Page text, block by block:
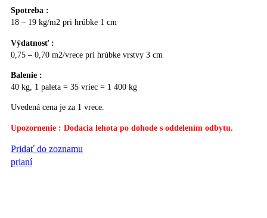
Spotreba :
18 – 19 kg/m2 pri hrúbke 1 cm
Výdatnosť :
0,75 – 0,70 m2/vrece pri hrúbke vrstvy 3 cm
Balenie :
40 kg, 1 paleta = 35 vriec = 1 400 kg
Uvedená cena je za 1 vrece.
Upozornenie : Dodacia lehota po dohode s oddelením odbytu.
Pridať do zoznamu
prianí